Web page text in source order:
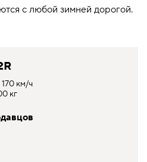
с любой зимней дорогой.
км/ч
кг